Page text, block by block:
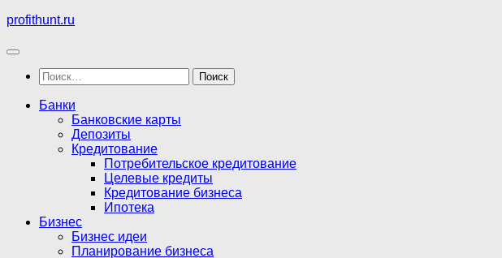
Перейти
содержимому
profithunt.ru
Найти:
Банки
Банковские карты
Депозиты
Кредитование
Потребительское кредитование
Целевые кредиты
Кредитование бизнеса
Ипотека
Бизнес
Бизнес идеи
Планирование бизнеса